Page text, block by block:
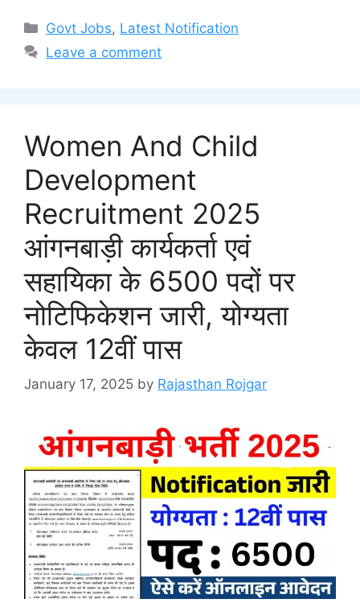
Categories
Govt Jobs, Latest Notification
Leave a comment
Women And Child
Development
Recruitment 2025
आंगनबाड़ी कार्यकर्ता एवं
सहायिका के 6500 पदों पर
नोटिफिकेशन जारी, योग्यता
केवल 12वीं पास
January 17, 2025 by Rajasthan Rojgar